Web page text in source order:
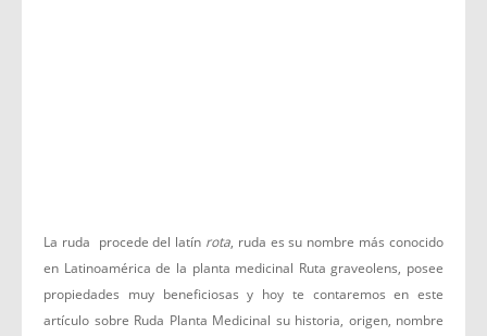
La ruda procede del latín rota, ruda es su nombre más conocido
en Latinoamérica de la planta medicinal Ruta graveolens, posee
propiedades muy beneficiosas y hoy te contaremos en este
artículo sobre Ruda Planta Medicinal su historia, origen, nombre